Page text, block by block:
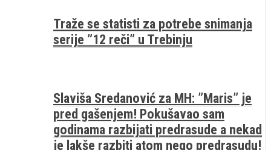
Traže se statisti za potrebe snimanja
serije ”12 reči” u Trebinju
Slaviša Sredanović za MH: ”Maris” je
pred gašenjem! Pokušavao sam
godinama razbijati predrasude a nekad
je lakše razbiti atom nego predrasudu!